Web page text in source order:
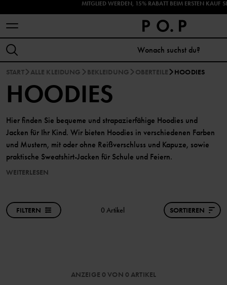
START ALLE KLEIDUNG BEKLEIDUNG OBERTEILE HOODIES
HOODIES
Hier finden Sie bequeme und strapazierfähige Hoodies und
Jacken für Ihr Kind. Wir bieten Hoodies in verschiedenen Farben
und Mustern, mit oder ohne Reißverschluss und Kapuze, sowie
praktische Sweatshirt-Jacken für Schule und Feiern.
WEITERLESEN
FILTERN 0 Artikel SORTIEREN
ANZEIGE 0 VON 0 ARTIKEL